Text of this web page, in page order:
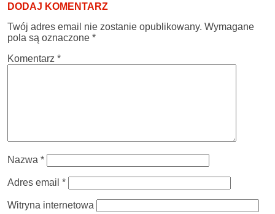
DODAJ KOMENTARZ
Twój adres email nie zostanie opublikowany. Wymagane
pola są oznaczone *
Komentarz *
Nazwa *
Adres email *
Witryna internetowa